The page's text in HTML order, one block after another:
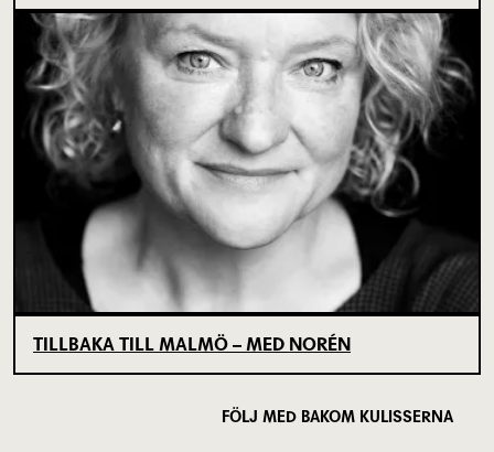
TILLBAKA TILL MALMÖ – MED NORÉN
FÖLJ MED BAKOM KULISSERNA